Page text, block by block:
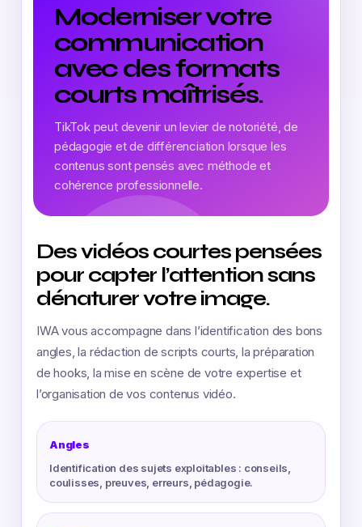
Moderniser votre
communication
avec des formats
courts maîtrisés.
TikTok peut devenir un levier de notoriété, de
pédagogie et de différenciation lorsque les
contenus sont pensés avec méthode et
cohérence professionnelle.
Des vidéos courtes pensées
pour capter l’attention sans
dénaturer votre image.
IWA vous accompagne dans l’identification des bons
angles, la rédaction de scripts courts, la préparation
de hooks, la mise en scène de votre expertise et
l’organisation de vos contenus vidéo.
Angles
Identification des sujets exploitables : conseils,
coulisses, preuves, erreurs, pédagogie.